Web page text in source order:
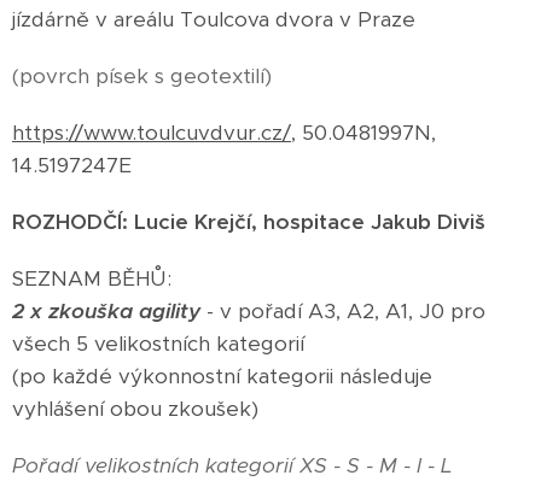
jízdárně v areálu Toulcova dvora v Praze
(povrch písek s geotextilí)
https://www.toulcuvdvur.cz/, 50.0481997N,
14.5197247E
ROZHODČÍ: Lucie Krejčí, hospitace Jakub Diviš
SEZNAM BĚHŮ:
2 x zkouška agility- v pořadí A3, A2, A1, J0 pro
všech 5 velikostních kategorií
(po každé výkonnostní kategorii následuje
vyhlášení obou zkoušek)
Pořadí velikostních kategorií XS - S - M - I - L